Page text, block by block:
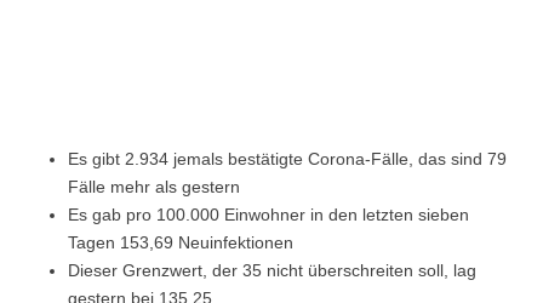
Es gibt 2.934 jemals bestätigte Corona-Fälle, das sind 79
Fälle mehr als gestern
Es gab pro 100.000 Einwohner in den letzten sieben
Tagen 153,69 Neuinfektionen
Dieser Grenzwert, der 35 nicht überschreiten soll, lag
gestern bei 135,25